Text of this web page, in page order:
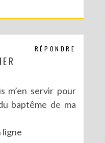
RÉPONDRE
m’en servir pour
baptême de ma
ligne